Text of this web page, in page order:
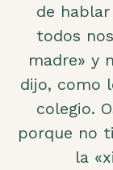
de
todos
madre» y
dijo, como
colegio.
porque no
la